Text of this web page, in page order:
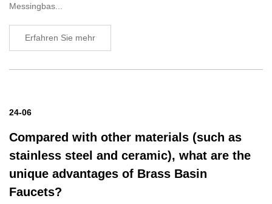
Messingbas...
Erfahren Sie mehr
24-06
Compared with other materials (such as
stainless steel and ceramic), what are the
unique advantages of Brass Basin
Faucets?